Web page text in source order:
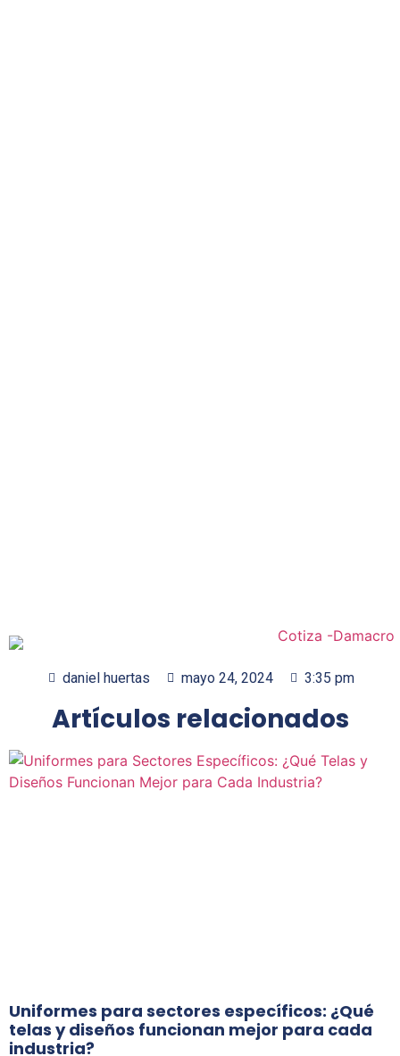
daniel huertas mayo 24, 2024 3:35 pm
Artículos relacionados
Uniformes para sectores específicos: ¿Qué
telas y diseños funcionan mejor para cada
industria?